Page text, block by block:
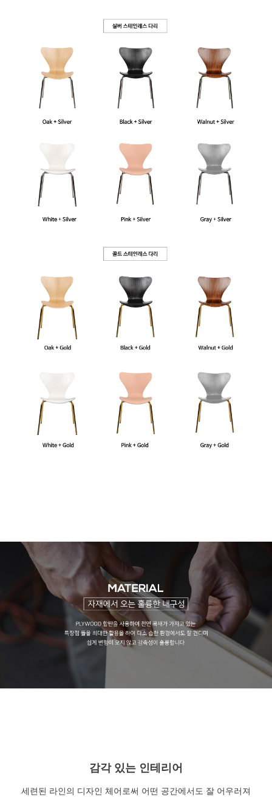
감각 있는 인테리어
세련된 라인의 디자인 체어로써 어떤 공간에서도 잘 어우러져